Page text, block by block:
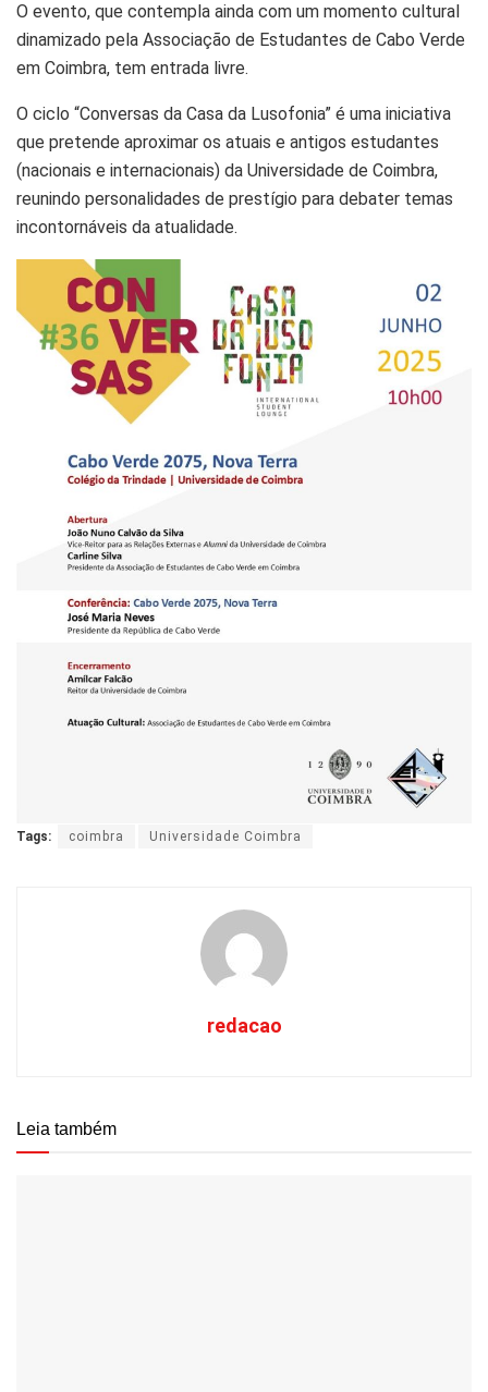
O evento, que contempla ainda com um momento cultural
dinamizado pela Associação de Estudantes de Cabo Verde
em Coimbra, tem entrada livre.
O ciclo “Conversas da Casa da Lusofonia” é uma iniciativa
que pretende aproximar os atuais e antigos estudantes
(nacionais e internacionais) da Universidade de Coimbra,
reunindo personalidades de prestígio para debater temas
incontornáveis da atualidade.
Tags: coimbra Universidade Coimbra
redacao
Leia também